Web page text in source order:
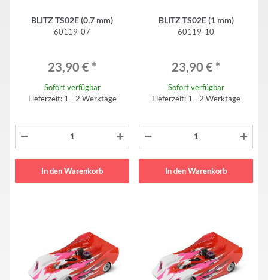
BLITZ TS02E (0,7 mm)
60119-07
23,90 € *
Sofort verfügbar
Lieferzeit: 1 - 2 Werktage
In den Warenkorb
BLITZ TS02E (1 mm)
60119-10
23,90 € *
Sofort verfügbar
Lieferzeit: 1 - 2 Werktage
In den Warenkorb